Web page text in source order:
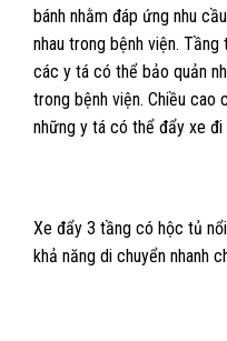
bánh nhằm đáp ứng nhu
nhau trong bệnh viện.
các y tá có thể bảo quản
trong bệnh viện. Chiều cao
những y tá có thể đẩy xe đi
Xe đẩy 3 tầng có hộc tủ
khả năng di chuyển nhanh